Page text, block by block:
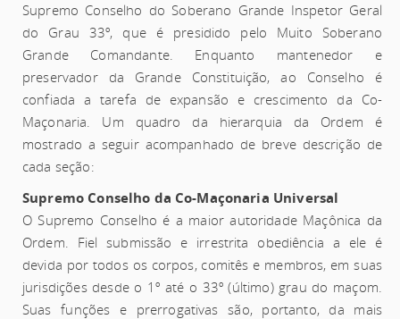
Supremo Conselho do Soberano Grande Inspetor Geral
do Grau 33º, que é presidido pelo Muito Soberano
Grande Comandante. Enquanto mantenedor e
preservador da Grande Constituição, ao Conselho é
confiada a tarefa de expansão e crescimento da Co-
Maçonaria. Um quadro da hierarquia da Ordem é
mostrado a seguir acompanhado de breve descrição de
cada seção:
Supremo Conselho da Co-Maçonaria Universal
O Supremo Conselho é a maior autoridade Maçônica da
Ordem. Fiel submissão e irrestrita obediência a ele é
devida por todos os corpos, comitês e membros, em suas
jurisdições desde o 1º até o 33º (último) grau do maçom.
Suas funções e prerrogativas são, portanto, da mais